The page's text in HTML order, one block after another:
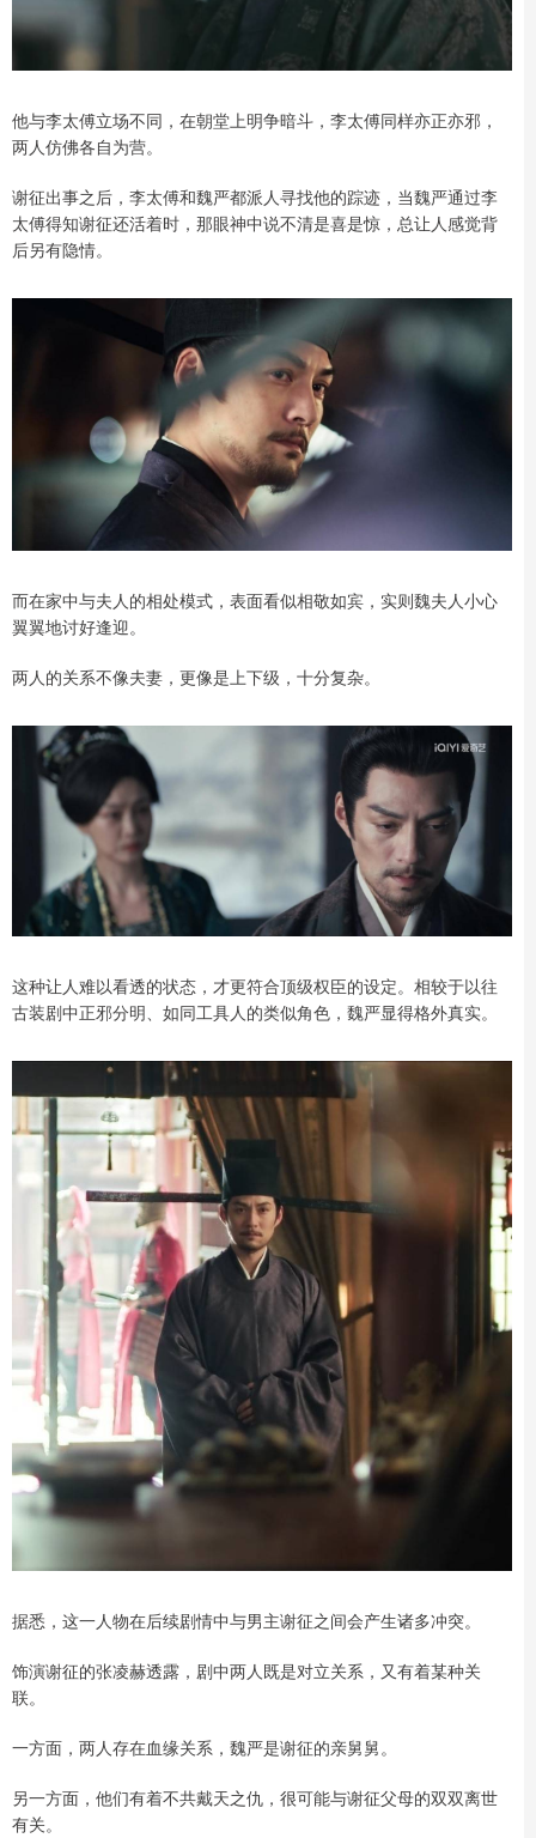
他与李太傅立场不同，在朝堂上明争暗斗，李太傅同样亦正亦邪，
两人仿佛各自为营。
谢征出事之后，李太傅和魏严都派人寻找他的踪迹，当魏严通过李
太傅得知谢征还活着时，那眼神中说不清是喜是惊，总让人感觉背
后另有隐情。
而在家中与夫人的相处模式，表面看似相敬如宾，实则魏夫人小心
翼翼地讨好逢迎。
两人的关系不像夫妻，更像是上下级，十分复杂。
这种让人难以看透的状态，才更符合顶级权臣的设定。相较于以往
古装剧中正邪分明、如同工具人的类似角色，魏严显得格外真实。
据悉，这一人物在后续剧情中与男主谢征之间会产生诸多冲突。
饰演谢征的张凌赫透露，剧中两人既是对立关系，又有着某种关
联。
一方面，两人存在血缘关系，魏严是谢征的亲舅舅。
另一方面，他们有着不共戴天之仇，很可能与谢征父母的双双离世
有关。